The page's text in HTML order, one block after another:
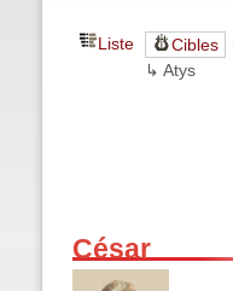
Liste
Cibles
↳ Atys
César